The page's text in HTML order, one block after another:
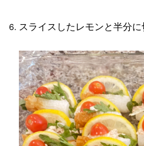
スライスしたレモンと半分